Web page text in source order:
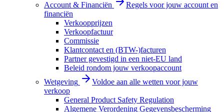
Account & Financiën
Regels voor jouw account en
financiën
Verkoopprijzen
Verkoopfactuur
Commissie
Klantcontact en (BTW-)facturen
Partner gevestigd in een niet-EU land
Beleid rondom jouw verkoopaccount
Wetgeving
Voldoe aan alle wetten voor jouw
verkoop
General Product Safety Regulation
Algemene Verordening Gegevensbescherming